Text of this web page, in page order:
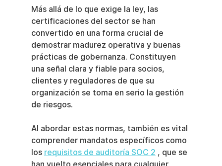
Más allá de lo que exige la ley, las
certificaciones del sector se han
convertido en una forma crucial de
demostrar madurez operativa y buenas
prácticas de gobernanza. Constituyen
una señal clara y fiable para socios,
clientes y reguladores de que su
organización se toma en serio la gestión
de riesgos.
Al abordar estas normas, también es vital
comprender mandatos específicos como
los requisitos de auditoría SOC 2 , que se